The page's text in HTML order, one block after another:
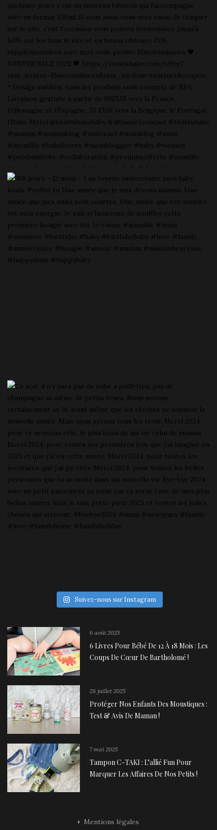
Suivez-nous sur Instagram
6 août 2025
6 Livres Pour Bébé De 12 À 18 Mois : Les
Coups De Cœur De Bartholomé !
28 juillet 2025
Protéger Nos Enfants Des Moustiques :
Test & Avis De Maman !
7 mai 2025
Tampon C-TAKI : L’allié Fun Pour
Marquer Les Affaires De Nos Petits !
Mentions légales